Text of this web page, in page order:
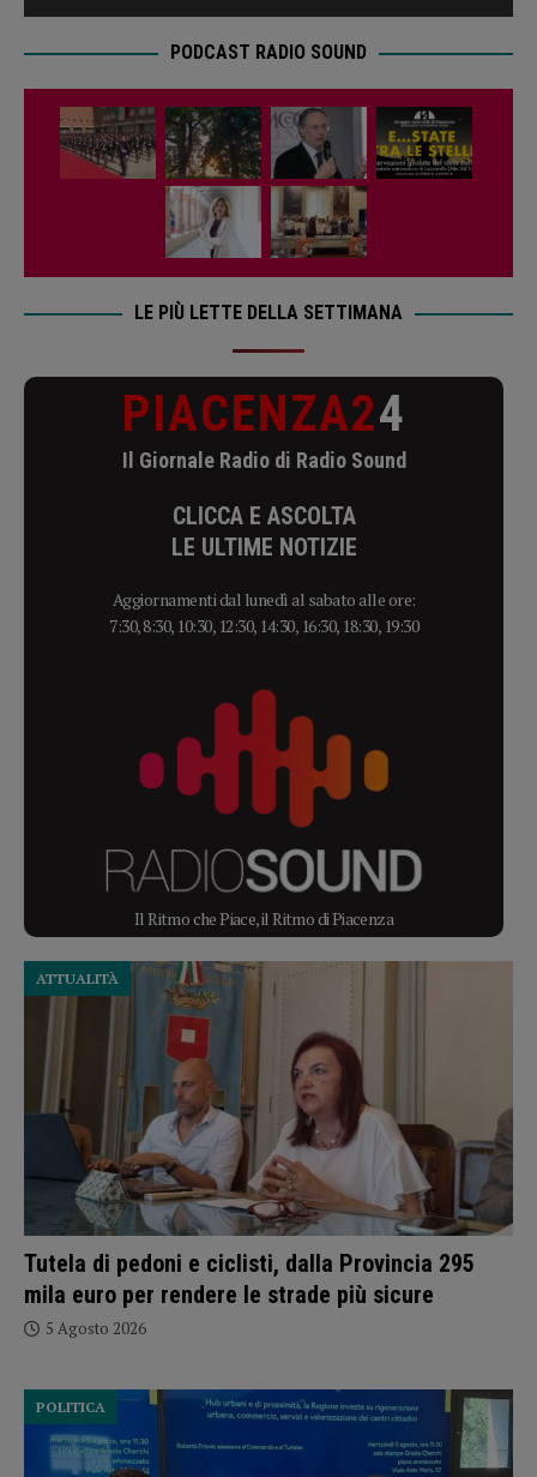
PODCAST RADIO SOUND
LE PIÙ LETTE DELLA SETTIMANA
PIACENZA24
Il Giornale Radio di Radio Sound
CLICCA E ASCOLTA
LE ULTIME NOTIZIE
Aggiornamenti dal lunedì al sabato alle ore:
7:30, 8:30, 10:30, 12:30, 14:30, 16:30, 18:30, 19:30
Il Ritmo che Piace, il Ritmo di Piacenza
Tutela di pedoni e ciclisti, dalla Provincia 295
mila euro per rendere le strade più sicure
ATTUALITÀ
5 Agosto 2026
POLITICA